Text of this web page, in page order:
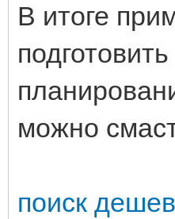
В итоге
можно
поиск